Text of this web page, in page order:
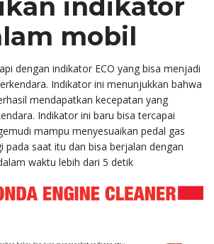
indikator
mobil
dengan indikator ECO yang bisa menjadi
Indikator ini menunjukkan bahwa
mendapatkan kecepatan yang
Indikator ini baru bisa tercapai
mampu menyesuaikan pedal gas
pada saat itu dan bisa berjalan dengan
waktu lebih dari 5 detik